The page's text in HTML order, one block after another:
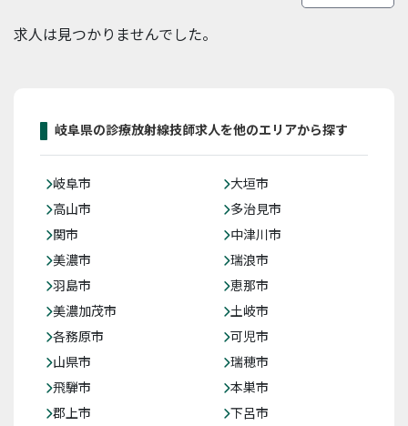
求人は見つかりませんでした。
岐阜県の診療放射線技師求人を他のエリアから探す
岐阜市
大垣市
高山市
多治見市
関市
中津川市
美濃市
瑞浪市
羽島市
恵那市
美濃加茂市
土岐市
各務原市
可児市
山県市
瑞穂市
飛騨市
本巣市
郡上市
下呂市